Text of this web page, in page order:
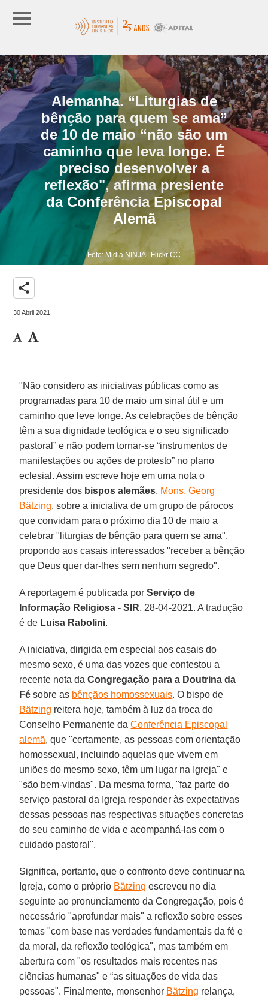
Alemanha. “Liturgias de
bênção para quem se ama”
de 10 de maio “não são um
caminho que leva longe. É
preciso desenvolver a
reflexão", afirma presiente
da Conferência Episcopal
Alemã
Foto: Midia NINJA | Flickr CC
share
30 Abril 2021
"Não considero as iniciativas públicas como as
programadas para 10 de maio um sinal útil e um
caminho que leve longe. As celebrações de bênção
têm a sua dignidade teológica e o seu significado
pastoral” e não podem tornar-se “instrumentos de
manifestações ou ações de protesto” no plano
eclesial. Assim escreve hoje em uma nota o
presidente dos bispos alemães, Mons. Georg
Bätzing, sobre a iniciativa de um grupo de párocos
que convidam para o próximo dia 10 de maio a
celebrar "liturgias de bênção para quem se ama",
propondo aos casais interessados "receber a bênção
que Deus quer dar-lhes sem nenhum segredo".
A reportagem é publicada porServiço de
Informação Religiosa - SIR, 28-04-2021. A tradução
é de Luisa Rabolini.
A iniciativa, dirigida em especial aos casais do
mesmo sexo, é uma das vozes que contestou a
recente nota daCongregação para a Doutrina da
Fé sobre as bênçãos homossexuais. O bispo de
Bätzing reitera hoje, também à luz da troca do
Conselho Permanente daConferência Episcopal
alemã, que "certamente, as pessoas com orientação
homossexual, incluindo aquelas que vivem em
uniões do mesmo sexo, têm um lugar na Igreja" e
"são bem-vindas". Da mesma forma, "faz parte do
serviço pastoral da Igreja responder às expectativas
dessas pessoas nas respectivas situações concretas
do seu caminho de vida e acompanhá-las com o
cuidado pastoral".
Significa, portanto, que o confronto deve continuar na
Igreja, como o próprio Bätzing escreveu no dia
seguinte ao pronunciamento da Congregação, pois é
necessário "aprofundar mais" a reflexão sobre esses
temas "com base nas verdades fundamentais da fé e
da moral, da reflexão teológica", mas também em
abertura com "os resultados mais recentes nas
ciências humanas" e “as situações de vida das
pessoas". Finalmente, monsenhor Bätzing relança,